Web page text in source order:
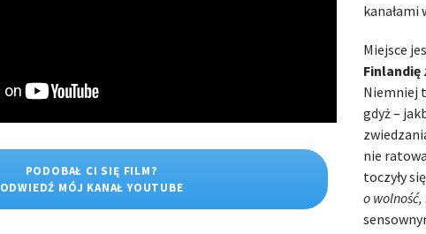
PODOBAŁ CI SIĘ FILM?
ODWIEDŹ MÓJ KANAŁ YOUTUBE
kanałami
Miejsce
Finlandię
Niemniej
gdyż –
nie
toczyły
o